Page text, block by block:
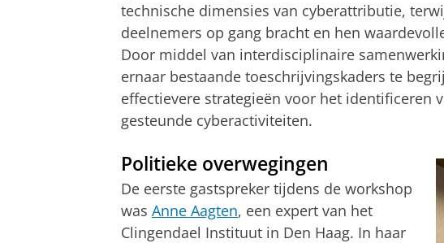
technische dimensies van cyberattributie,
deelnemers op gang bracht en hen
Door middel van interdisciplinaire
ernaar bestaande toeschrijvingskaders te
effectievere strategieën voor het identificeren
gesteunde cyberactiviteiten.
Politieke overwegingen
De eerste gastspreker tijdens de workshop
was Anne Aagten, een expert van het
Clingendael Instituut in Den Haag. In haar